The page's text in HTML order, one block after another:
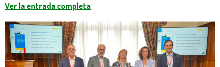
Ver la entrada completa